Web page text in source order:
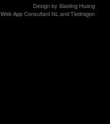
Design by Xiaoling Huang
Web App Consultant NL andTiedragon